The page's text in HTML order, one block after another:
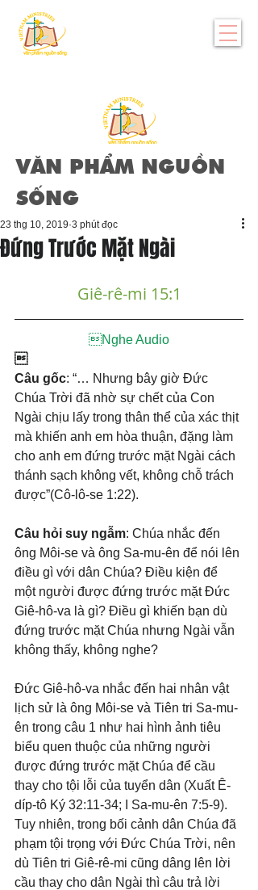
VĂN PHẨM NGUỒN
SỐNG
Đứng Trước Mặt Ngài
23 thg 10, 2019 3 phút đọc
Giê-rê-mi 15:1
Nghe Audio

Câu gốc: “… Nhưng bây giờ Đức
Chúa Trời đã nhờ sự chết của Con
Ngài chịu lấy trong thân thể của xác thịt
mà khiến anh em hòa thuận, đặng làm
cho anh em đứng trước mặt Ngài cách
thánh sạch không vết, không chỗ trách
được”(Cô-lô-se 1:22).
Câu hỏi suy ngẫm: Chúa nhắc đến
ông Môi-se và ông Sa-mu-ên để nói lên
điều gì với dân Chúa? Điều kiện để
một người được đứng trước mặt Đức
Giê-hô-va là gì? Điều gì khiến bạn dù
đứng trước mặt Chúa nhưng Ngài vẫn
không thấy, không nghe?
Đức Giê-hô-va nhắc đến hai nhân vật
lịch sử là ông Môi-se và Tiên tri Sa-mu-
ên trong câu 1 như hai hình ảnh tiêu
biểu quen thuộc của những người
được đứng trước mặt Chúa để cầu
thay cho tội lỗi của tuyển dân (Xuất Ê-
díp-tô Ký 32:11-34; I Sa-mu-ên 7:5-9).
Tuy nhiên, trong bối cảnh dân Chúa đã
phạm tội trọng với Đức Chúa Trời, nên
dù Tiên tri Giê-rê-mi cũng dâng lên lời
cầu thay cho dân Ngài thì câu trả lời